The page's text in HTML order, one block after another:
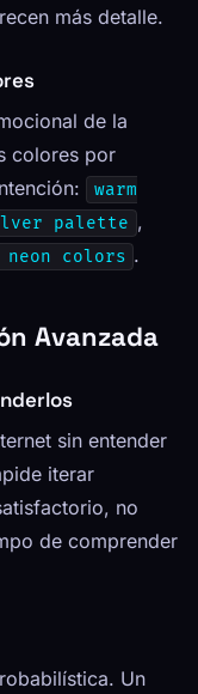
más detalle.
de la
colores por
warm
palette ,
colors .
Avanzada
sin entender
iterar
no
de comprender
Un